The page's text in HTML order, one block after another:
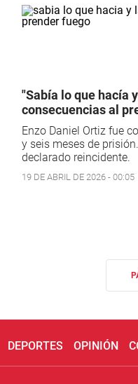
"Sabía lo que hacía
consecuencias al
Enzo Daniel Ortiz fue
y seis meses de
declarado reincidente.
19 DE ABRIL DE 2026 - 00:05
DEPORTES OPINIÓN